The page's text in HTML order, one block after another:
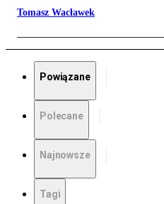
Tomasz Wacławek
Powiązane
Polecane
Najnowsze
Tagi